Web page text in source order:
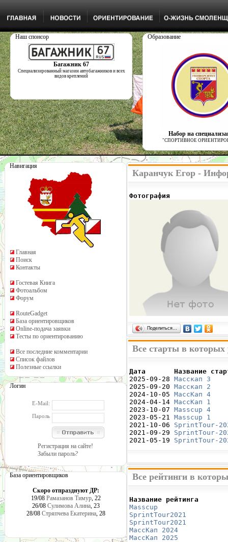
Наш спонсор
Багажник 67
Специализированный магазин автобагажников и всех
видов креплений
Образование
Набор на
"СПОРТИВНОЕ
Навигация
Главная
Поиск
Контакты
Гостевая Книга
Фотоальбом
Форум
RouteGadget
База ориентировщиков
Online-подача заявки
Тесты по ориентированию
Все последние комментарии
Список файлов
Полезные ссылки
Логин
E-Mail:
Пароль
Регистрация на сайте!
Забыли пароль?
База ориентировщиков
Скоро отпразднуют ДР:
19/08 Рамазанов Тимур, 22
26/08 Сулимова Алина, 23
28/08 Стряпчева Екатерина, 28
Каранчук Егор -
Фотография
Поделиться…
Все старты в которых
Дата       Название
2025-09-28 Масскап 3
2025-09-20 Масскап 2
2024-10-05 МассКап 4
2024-04-14 МассКап 1
2023-10-07 Masscup 4
2023-05-21 Masscup 1
2021-10-06 SprintTour-
2021-09-29 SprintTour-
2021-05-19 SprintTour-
Все рейтинги в
Название рейтинга
Masscup
SprintTour2021
SprintTour2021
МассКап 2024
МассКап 2025